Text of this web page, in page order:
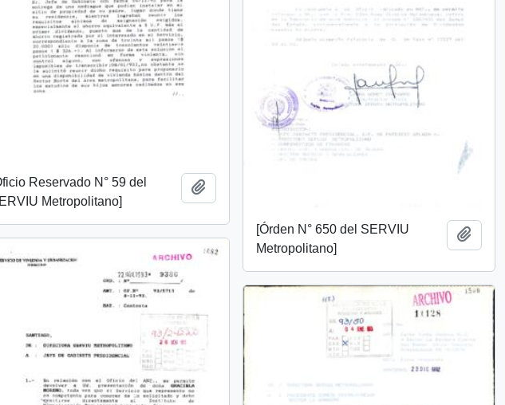
Reservado N° 59 del
Metropolitano]
Añadir al portapapeles
[Órden N° 650 del SERVIU
Metropolitano]